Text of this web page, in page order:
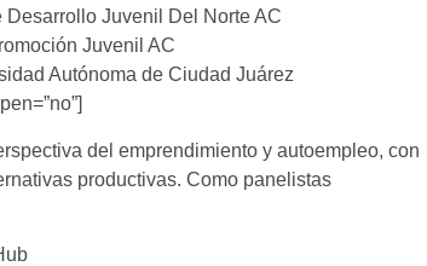
Desarrollo Juvenil Del Norte AC
Juvenil AC
Autónoma de Ciudad Juárez
del emprendimiento y autoempleo, con
productivas. Como panelistas